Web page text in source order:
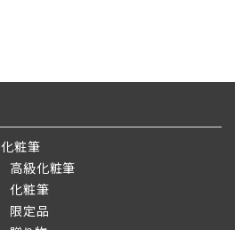
化粧筆
高級化粧筆
化粧筆
限定品